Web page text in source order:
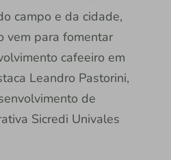
campo e da cidade,
vem para fomentar
cafeeiro em
Leandro Pastorini,
de
Sicredi Univales